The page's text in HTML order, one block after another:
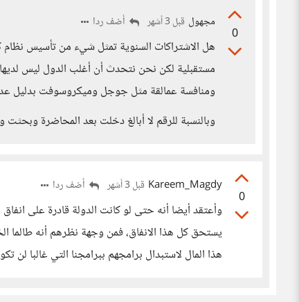
0
مجهول قبل 3 أشهر أضف ردا
هل الاشتراكات السنوية تمثل شيء من تأسيس نظام
مستقبلية لكن نحن نتحدث أن أغلب الدول ليس لديها
ومنافسة عمالقة مثل جوجل وميكروسوفت بدليل
وبالنسبة للرقم لا أبالغ دخلت بعد المحاضرة
0
Kareem_Magdy قبل 3 أشهر أضف ردا
وأعتقد أيضا أنه حتى لو كانت الدولة قادرة على
يستحق كل هذا الانفاق، فمن وجهة نظرهم أنه طالما
هذا المال لاستبدال برامجهم ببرامجنا التي غالبا لن